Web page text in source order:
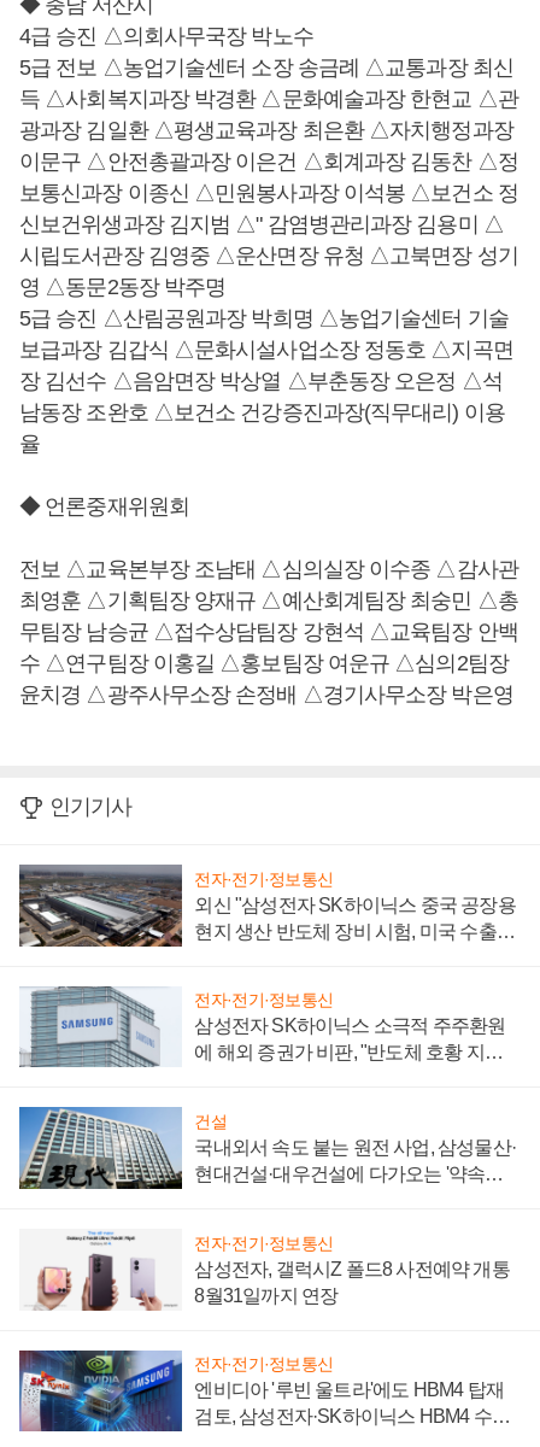
◆ 충남 서산시
4급 승진 △의회사무국장 박노수
5급 전보 △농업기술센터 소장 송금례 △교통과장 최신
득 △사회복지과장 박경환 △문화예술과장 한현교 △관
광과장 김일환 △평생교육과장 최은환 △자치행정과장
이문구 △안전총괄과장 이은건 △회계과장 김동찬 △정
보통신과장 이종신 △민원봉사과장 이석봉 △보건소 정
신보건위생과장 김지범 △" 감염병관리과장 김용미 △
시립도서관장 김영중 △운산면장 유청 △고북면장 성기
영 △동문2동장 박주명
5급 승진 △산림공원과장 박희명 △농업기술센터 기술
보급과장 김갑식 △문화시설사업소장 정동호 △지곡면
장 김선수 △음암면장 박상열 △부춘동장 오은정 △석
남동장 조완호 △보건소 건강증진과장(직무대리) 이용
율
◆ 언론중재위원회
전보 △교육본부장 조남태 △심의실장 이수종 △감사관
최영훈 △기획팀장 양재규 △예산회계팀장 최숭민 △총
무팀장 남승균 △접수상담팀장 강현석 △교육팀장 안백
수 △연구팀장 이홍길 △홍보팀장 여운규 △심의2팀장
윤치경 △광주사무소장 손정배 △경기사무소장 박은영
인기기사
전자·전기·정보통신
외신 "삼성전자 SK하이닉스 중국 공장용
현지 생산 반도체 장비 시험, 미국 수출통
전자·전기·정보통신
삼성전자 SK하이닉스 소극적 주주환원
에 해외 증권가 비판, "반도체 호황 지속
건설
국내외서 속도 붙는 원전 사업, 삼성물산·
현대건설·대우건설에 다가오는 '약속의
전자·전기·정보통신
삼성전자, 갤럭시Z 폴드8 사전예약 개통
8월31일까지 연장
전자·전기·정보통신
엔비디아 '루빈 울트라'에도 HBM4 탑재
검토, 삼성전자·SK하이닉스 HBM4 수율